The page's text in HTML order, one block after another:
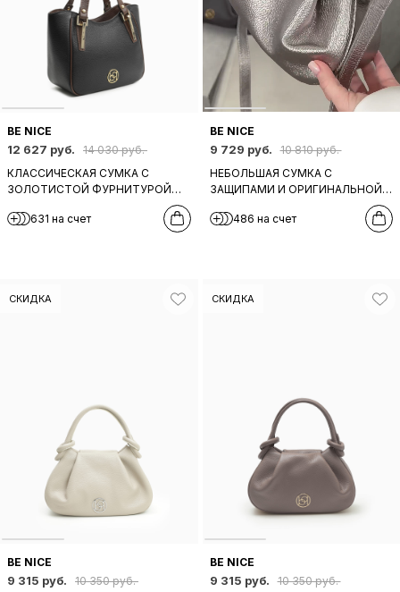
BE NICE
12 627 руб.
14 030 руб.
КЛАССИЧЕСКАЯ СУМКА С
ЗОЛОТИСТОЙ ФУРНИТУРОЙ
ОТ BE NICE ИЗ НАТУРАЛЬНОЙ
ЧЕРНОЙ КОЖИ
631 на счет
BE NICE
9 729 руб.
10 810 руб.
НЕБОЛЬШАЯ СУМКА С
ЗАЩИПАМИ И ОРИГИНАЛЬНОЙ
НАТУРАЛЬНОЙ КОЖИ
486 на счет
СКИДКА
BE NICE
9 315 руб.
10 350 руб.
СКИДКА
BE NICE
9 315 руб.
10 350 руб.